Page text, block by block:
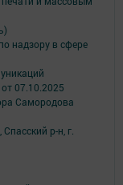
надзору в сфере
07.10.2025
Самородова
р-н, г.